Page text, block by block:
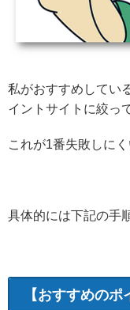
私がおすすめしてい
イントサイトに絞っ
これが1番失敗しにく
具体的には下記の手
【おすすめのポ